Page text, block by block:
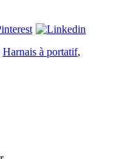
Harnais à portatif,